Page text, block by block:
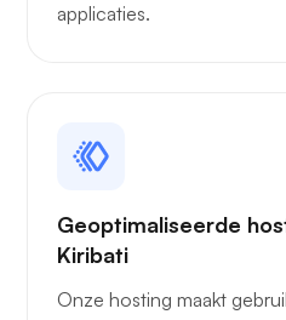
applicaties.
Geoptimaliseerde
Kiribati
Onze hosting maakt